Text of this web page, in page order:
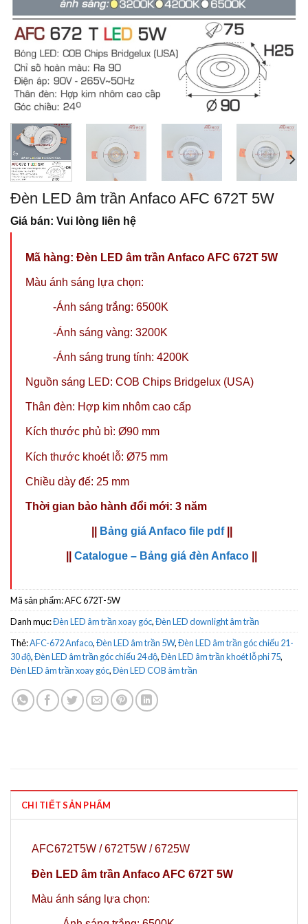
Đèn LED âm trần Anfaco AFC 672T 5W
Giá bán: Vui lòng liên hệ
Mã hàng: Đèn LED âm trần Anfaco AFC 672T 5W
Màu ánh sáng lựa chọn:
-Ánh sáng trắng: 6500K
-Ánh sáng vàng: 3200K
-Ánh sáng trung tính: 4200K
Nguồn sáng LED: COB Chips Bridgelux (USA)
Thân đèn: Hợp kim nhôm cao cấp
Kích thước phủ bì: Ø90 mm
Kích thước khoét lỗ: Ø75 mm
Chiều dày đế: 25 mm
Thời gian bảo hành đổi mới: 3 năm
Bảng giá Anfaco file pdf
Catalogue – Bảng giá đèn Anfaco
Mã sản phẩm:AFC 672T-5W
Danh mục:Đèn LED âm trần xoay góc,Đèn LED downlight âm trần
Thẻ:AFC-672 Anfaco,Đèn LED âm trần 5W,Đèn LED âm trần góc chiếu 21-
30 độ,Đèn LED âm trần góc chiếu 24 độ,Đèn LED âm trần khoét lỗ phi 75,
Đèn LED âm trần xoay góc,Đèn LED COB âm trần
CHI TIẾT SẢN PHẨM
AFC672T5W / 672T5W / 6725W
Đèn LED âm trần Anfaco AFC 672T 5W
Màu ánh sáng lựa chọn: